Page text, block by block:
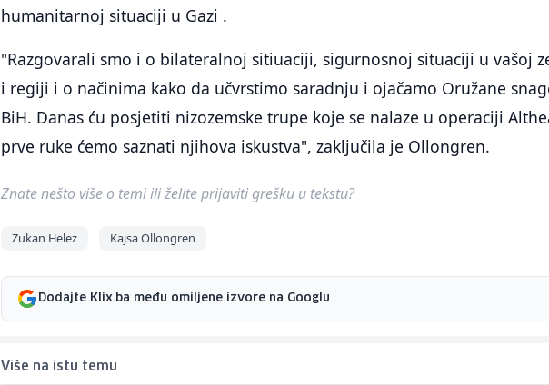
humanitarnoj situaciji u Gazi .
"Razgovarali smo i o bilateralnoj sitiuaciji, sigurnosnoj situaciji u vašoj
i regiji i o načinima kako da učvrstimo saradnju i ojačamo Oružane
BiH. Danas ću posjetiti nizozemske trupe koje se nalaze u operaciji
prve ruke ćemo saznati njihova iskustva", zaključila je Ollongren.
Znate nešto više o temi ili želite prijaviti grešku u tekstu?
Zukan Helez Kajsa Ollongren
Dodajte Klix.ba među omiljene izvore na Googlu
Više na istu temu